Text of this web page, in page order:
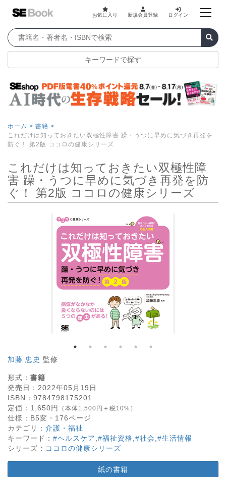
お気に入り 新規会員登録 ログイン
キーワードで探す
ホーム > 書籍 >
これだけは知っておきたい双極性障害 躁・うつに早めに気づき再発を
防ぐ！ 第2版 ココロの健康シリーズ
これだけは知っておきたい双極性障
害 躁・うつに早めに気づき再発を防
ぐ！ 第2版 ココロの健康シリーズ
加藤 忠史 監修
形式： 書籍
発売日： 2022年05月19日
ISBN： 9784798175201
定価： 1,650円 （本体1,500円＋税10%）
仕様： B5変・ 176ページ
カテゴリ： 介護・福祉
キーワード： #ヘルスケア #福祉資格 #社会 #生活情報
シリーズ： ココロの健康シリーズ
紙の書籍